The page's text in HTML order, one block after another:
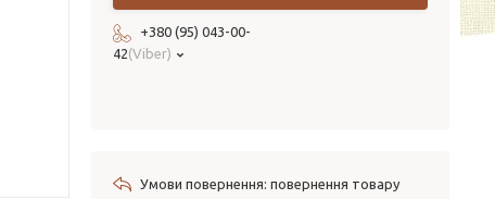
+380 (95) 043-00-
42 Viber
повернення товару